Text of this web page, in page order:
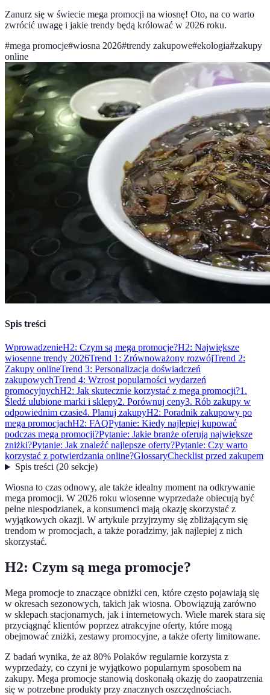
Zanurz się w świecie mega promocji na wiosnę! Oto, na co warto
zwrócić uwagę i jakie trendy będą królować w 2026 roku.
#mega promocje#wiosna 2026#trendy zakupowe#ekologia#zakupy
online
Spis treści
WprowadzenieH2: Czym są mega promocje?H2: Największe
wiosenne trendy 2026Trend 1: Zrównoważony rozwójTrend 2:
Zakupy onlineTrend 3: Personalizacja doświadczeń
zakupowychTrend 4: Wzrost popularności wydarzeń
promocyjnychH2: Jak skutecznie korzystać z mega promocji?1.
Śledź ulubione marki i sklepy2. Porównuj ceny3. Rób zakupy w
odpowiednim czasie4. Planuj zakupyH2: Poradnik zakupowy po
mega promocjachH2: FAQPytanie: Kiedy najlepiej kupować
podczas mega promocji?Pytanie: Jakie branże oferują największe
zniżki?Pytanie: Jak znaleźć najlepsze oferty?Pytanie: Czy warto
korzystać z potwierdzania online?GlossaryChecklist przed zakupem
Spis treści(20 sekcje)
Wiosna to czas odnowy, ale także idealny moment na odkrywanie
mega promocji. W 2026 roku wiosenne wyprzedaże obiecują być
pełne niespodzianek, a konsumenci mają okazję skorzystać z
wyjątkowych okazji. W artykule przyjrzymy się zbliżającym się
trendom w promocjach, a także poradzimy, jak najlepiej z nich
skorzystać.
H2: Czym są mega promocje?
Mega promocje to znaczące obniżki cen, które często pojawiają się
w okresach sezonowych, takich jak wiosna. Obowiązują zarówno
w sklepach stacjonarnych, jak i internetowych. Wiele marek stara się
przyciągnąć klientów poprzez atrakcyjne oferty, które mogą
obejmować zniżki, zestawy promocyjne, a także oferty limitowane.
Z badań wynika, że aż 80% Polaków regularnie korzysta z
wyprzedaży, co czyni je wyjątkowo popularnym sposobem na
zakupy. Mega promocje stanowią doskonałą okazję do zaopatrzenia
się w potrzebne produkty przy znacznych oszczędnościach.